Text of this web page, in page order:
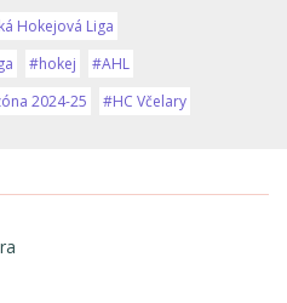
Hokejová Liga
#hokej
#AHL
2024-25 #HC Včelary